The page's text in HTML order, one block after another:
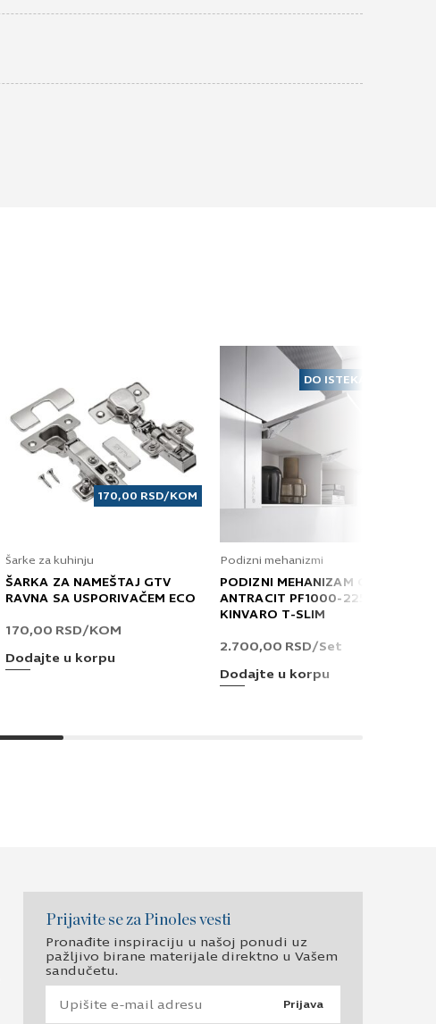
Sokle
170,00 RSD/KOM
Šarke za kuhinju
ŠARKA ZA NAMEŠTAJ GTV
RAVNA SA USPORIVAČEM ECO
170,00 RSD/KOM
Dodajte u korpu
DO ISTEKA ZALIHA
Podizni mehanizmi
PODIZNI MEHANIZAM GRASS
ANTRACIT PF1000-2250 T
KINVARO T-SLIM
2.700,00 RSD/Set
Dodajte u korpu
Prijavite se za Pinoles vesti
Pronađite inspiraciju u našoj ponudi uz
pažljivo birane materijale direktno u Vašem
sandučetu.
Prijava